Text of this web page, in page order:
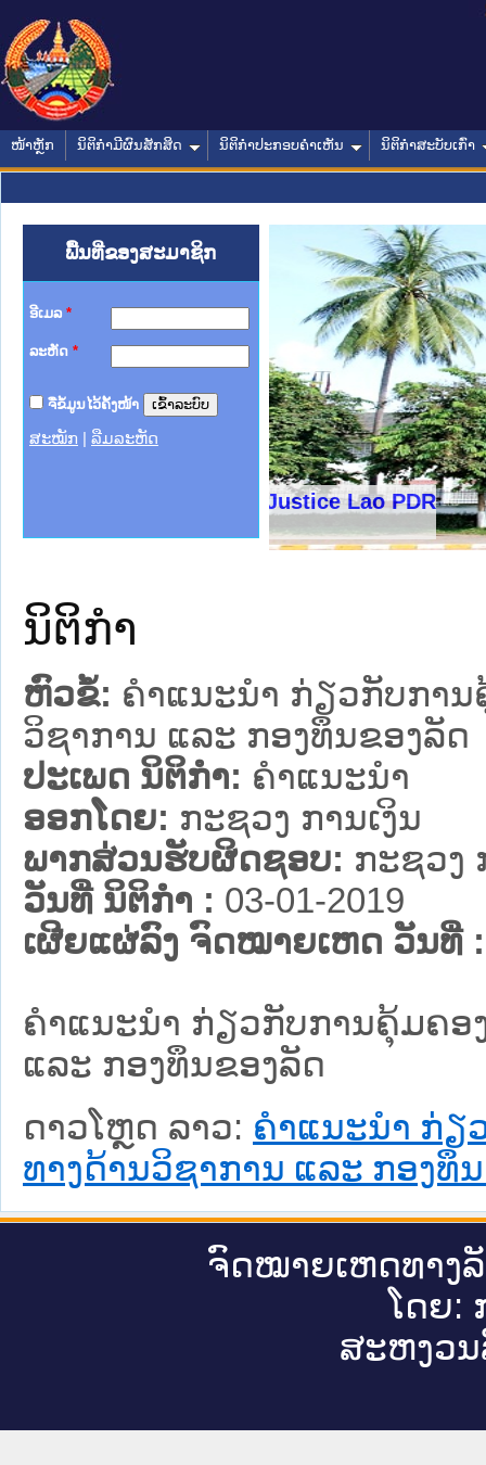
ໜ້າຫຼັກ ນິຕິກໍາມີຜົນສັກສິດ ນິຕິກໍາປະກອບຄໍາເຫັນ ນິຕິກໍາສະບັບເກົ່າ
ພື້ນທີ່ຂອງສະມາຊິກ
ອີເມລ *
ລະຫັດ *
ຈື່ຂໍ້ມູນໄວ້ຄັ້ງໜ້າ
ສະໝັກ ລືມລະຫັດ
Ministry of Justice Lao PDR
ຊາຊົນ ພາກເໜືອ
ການ
ກາງ
ກໃຕ້
ນຕຳຫຼວດປະຊາຊົນ
ສັນຕິບານປະຊາຊົນ
ກເໜືອ
ຊາຊົນ ພາກກາງ
ນິຕິກໍາ
ຫົວຂໍ້: ຄໍາແນະນໍາ ກ່ຽວກັບກາ
ວິຊາການ ແລະ ກອງທຶນຂອງລັດ
ປະເພດ ນິຕິກໍາ: ຄໍາແນະນໍາ
ອອກໂດຍ: ກະຊວງ ການເງິນ
ພາກສ່ວນຮັບຜິດຊອບ: ກະຊວງ
ວັນທີ່ ນິຕິກໍາ : 03-01-2019
ເຜີຍແຜ່ລົງ ຈົດໝາຍເຫດ ວັນທີ່ :
ຄໍາແນະນໍາ ກ່ຽວກັບການຄຸ້ມຄອ
ແລະ ກອງທຶນຂອງລັດ
ດາວໂຫຼດ ລາວ: ຄໍາແນະນໍາ ກ່ຽ
ທາງດ້ານວິຊາການ ແລະ ກອງທຶ
ຈົດ​ໝາຍ​ເຫດ​ທາງ​
ໂດຍ:
ສະ​ຫງວນ​